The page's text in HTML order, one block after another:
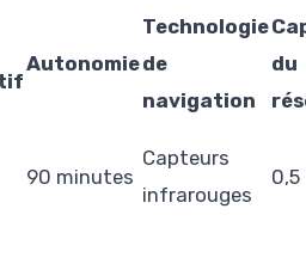
Autonomie
Technologie
de
navigation
du
90 minutes
Capteurs
infrarouges
0,5